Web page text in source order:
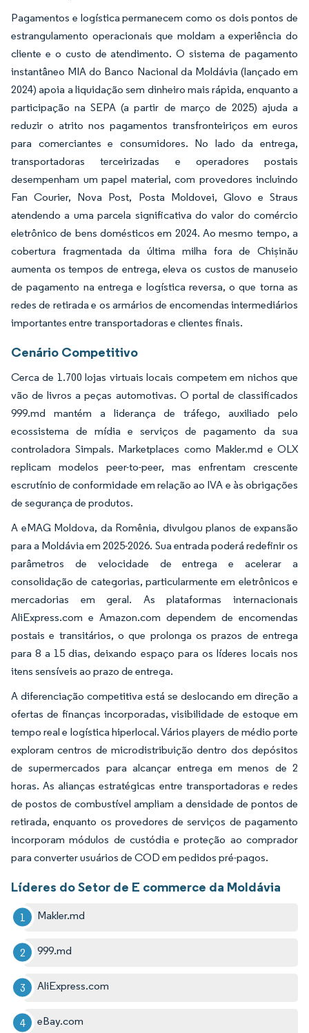
Pagamentos e logística permanecem como os dois pontos de
estrangulamento operacionais que moldam a experiência do
cliente e o custo de atendimento. O sistema de pagamento
instantâneo MIA do Banco Nacional da Moldávia (lançado em
2024) apoia a liquidação sem dinheiro mais rápida, enquanto a
participação na SEPA (a partir de março de 2025) ajuda a
reduzir o atrito nos pagamentos transfronteiriços em euros
para comerciantes e consumidores. No lado da entrega,
transportadoras terceirizadas e operadores postais
desempenham um papel material, com provedores incluindo
Fan Courier, Nova Post, Posta Moldovei, Glovo e Straus
atendendo a uma parcela significativa do valor do comércio
eletrônico de bens domésticos em 2024. Ao mesmo tempo, a
cobertura fragmentada da última milha fora de Chișinău
aumenta os tempos de entrega, eleva os custos de manuseio
de pagamento na entrega e logística reversa, o que torna as
redes de retirada e os armários de encomendas intermediários
importantes entre transportadoras e clientes finais.
Cenário Competitivo
Cerca de 1.700 lojas virtuais locais competem em nichos que
vão de livros a peças automotivas. O portal de classificados
999.md mantém a liderança de tráfego, auxiliado pelo
ecossistema de mídia e serviços de pagamento da sua
controladora Simpals. Marketplaces como Makler.md e OLX
replicam modelos peer-to-peer, mas enfrentam crescente
escrutínio de conformidade em relação ao IVA e às obrigações
de segurança de produtos.
A eMAG Moldova, da Romênia, divulgou planos de expansão
para a Moldávia em 2025-2026. Sua entrada poderá redefinir os
parâmetros de velocidade de entrega e acelerar a
consolidação de categorias, particularmente em eletrônicos e
mercadorias em geral. As plataformas internacionais
AliExpress.com e Amazon.com dependem de encomendas
postais e transitários, o que prolonga os prazos de entrega
para 8 a 15 dias, deixando espaço para os líderes locais nos
itens sensíveis ao prazo de entrega.
A diferenciação competitiva está se deslocando em direção a
ofertas de finanças incorporadas, visibilidade de estoque em
tempo real e logística hiperlocal. Vários players de médio porte
exploram centros de microdistribuição dentro dos depósitos
de supermercados para alcançar entrega em menos de 2
horas. As alianças estratégicas entre transportadoras e redes
de postos de combustível ampliam a densidade de pontos de
retirada, enquanto os provedores de serviços de pagamento
incorporam módulos de custódia e proteção ao comprador
para converter usuários de COD em pedidos pré-pagos.
Líderes do Setor de E commerce da Moldávia
Makler.md
999.md
AliExpress.com
eBay.com